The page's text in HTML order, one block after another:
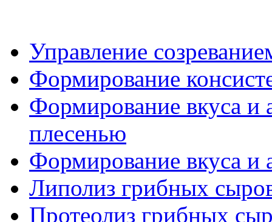
Управление
Формирование
Формирование вкуса и
плесенью
Формирование вкуса и
Липолиз грибных
Протеолиз грибных